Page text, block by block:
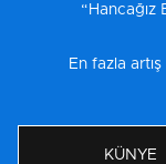
“Hancağız
En fazla
KÜNYE